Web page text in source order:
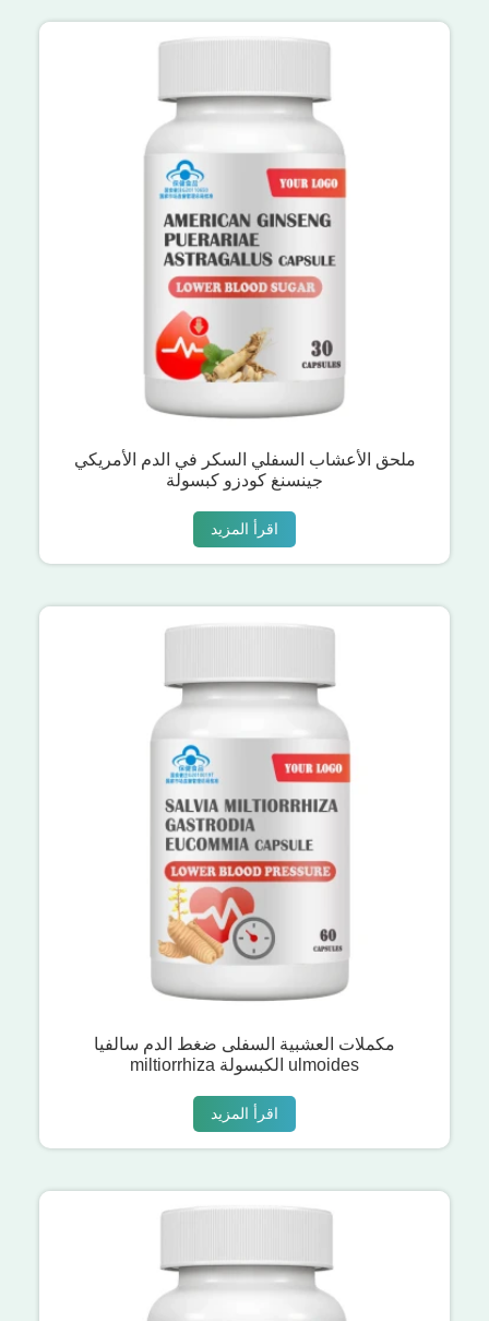
ملحق الأعشاب السفلي السكر في الدم الأمريكي
جينسنغ كودزو كبسولة
اقرأ المزيد
مكملات العشبية السفلى ضغط الدم سالفيا
miltiorrhiza الكبسولة ulmoides
اقرأ المزيد